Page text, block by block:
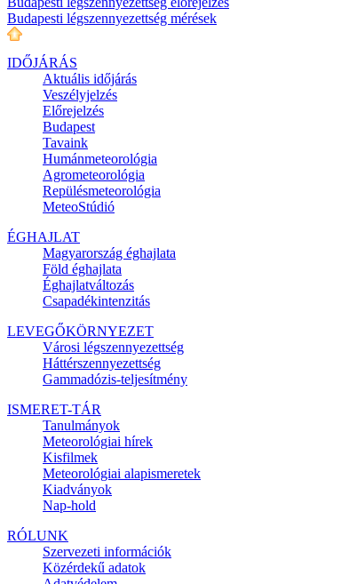
Budapesti légszennyezettség mérések
IDŐJÁRÁS
Aktuális időjárás
Veszélyjelzés
Előrejelzés
Budapest
Tavaink
Humánmeteorológia
Agrometeorológia
Repülésmeteorológia
MeteoStúdió
ÉGHAJLAT
Magyarország éghajlata
Föld éghajlata
Éghajlatváltozás
Csapadékintenzitás
LEVEGŐKÖRNYEZET
Városi légszennyezettség
Háttérszennyezettség
Gammadózis-teljesítmény
ISMERET-TÁR
Tanulmányok
Meteorológiai hírek
Kisfilmek
Meteorológiai alapismeretek
Kiadványok
Nap-hold
RÓLUNK
Szervezeti információk
Közérdekű adatok